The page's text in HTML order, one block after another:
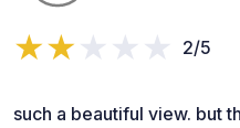
2/5
such a beautiful view. but